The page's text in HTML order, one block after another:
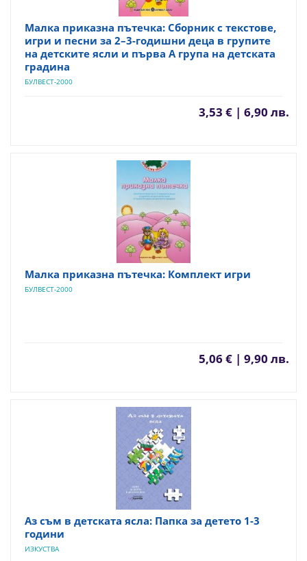
Малка приказна пътечка: Сборник с текстове,
игри и песни за 2–3-годишни деца в групите
на детските ясли и първа А група на детската
градина
БУЛВЕСТ-2000
3,53 € | 6,90 лв.
Малка приказна пътечка: Комплект игри
БУЛВЕСТ-2000
5,06 € | 9,90 лв.
Аз съм в детската ясла: Папка за детето 1-3
години
ИЗКУСТВА